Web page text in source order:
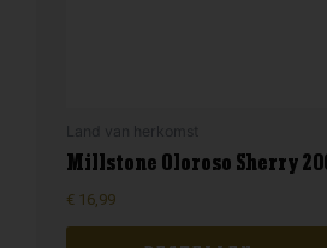
Millstone Oloroso Sherry
€ 16,99